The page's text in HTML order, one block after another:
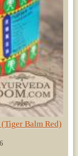
Balm Red)